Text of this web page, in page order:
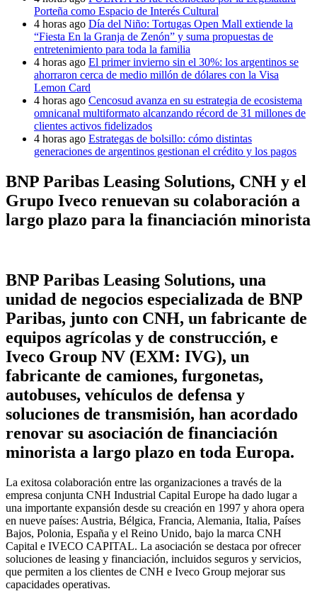
Porteña como Espacio de Interés Cultural
4 horas ago Día del Niño: Tortugas Open Mall extiende la
“Fiesta En la Granja de Zenón” y suma propuestas de
entretenimiento para toda la familia
4 horas ago El primer invierno sin el 30%: los argentinos se
ahorraron cerca de medio millón de dólares con la Visa
Lemon Card
4 horas ago Cencosud avanza en su estrategia de ecosistema
omnicanal multiformato alcanzando récord de 31 millones de
clientes activos fidelizados
4 horas ago Estrategas de bolsillo: cómo distintas
generaciones de argentinos gestionan el crédito y los pagos
BNP Paribas Leasing Solutions, CNH y el
Grupo Iveco renuevan su colaboración a
largo plazo para la financiación minorista
BNP Paribas Leasing Solutions, una
unidad de negocios especializada de BNP
Paribas, junto con CNH, un fabricante de
equipos agrícolas y de construcción, e
Iveco Group NV (EXM: IVG), un
fabricante de camiones, furgonetas,
autobuses, vehículos de defensa y
soluciones de transmisión, han acordado
renovar su asociación de financiación
minorista a largo plazo en toda Europa.
La exitosa colaboración entre las organizaciones a través de la
empresa conjunta CNH Industrial Capital Europe ha dado lugar a
una importante expansión desde su creación en 1997 y ahora opera
en nueve países: Austria, Bélgica, Francia, Alemania, Italia, Países
Bajos, Polonia, España y el Reino Unido, bajo la marca CNH
Capital e IVECO CAPITAL. La asociación se destaca por ofrecer
soluciones de leasing y financiación, incluidos seguros y servicios,
que permiten a los clientes de CNH e Iveco Group mejorar sus
capacidades operativas.